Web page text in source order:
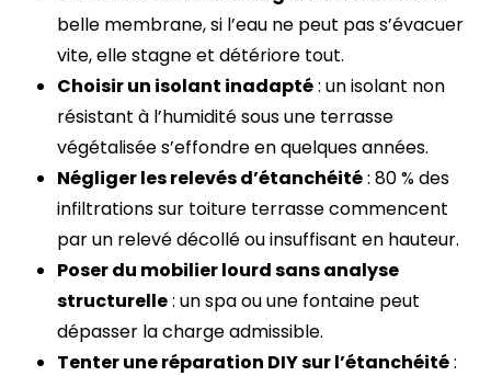
belle membrane, si l’eau ne peut pas s’évacuer
vite, elle stagne et détériore tout.
Choisir un isolant inadapté: un isolant non
résistant à l’humidité sous une terrasse
végétalisée s’effondre en quelques années.
Négliger les relevés d’étanchéité: 80 % des
infiltrations sur toiture terrasse commencent
par un relevé décollé ou insuffisant en hauteur.
Poser du mobilier lourd sans analyse
structurelle: un spa ou une fontaine peut
dépasser la charge admissible.
Tenter une réparation DIY sur l’étanchéité: